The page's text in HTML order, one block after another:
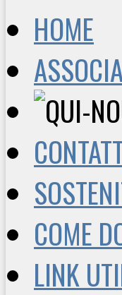
HOME
COME
LINK